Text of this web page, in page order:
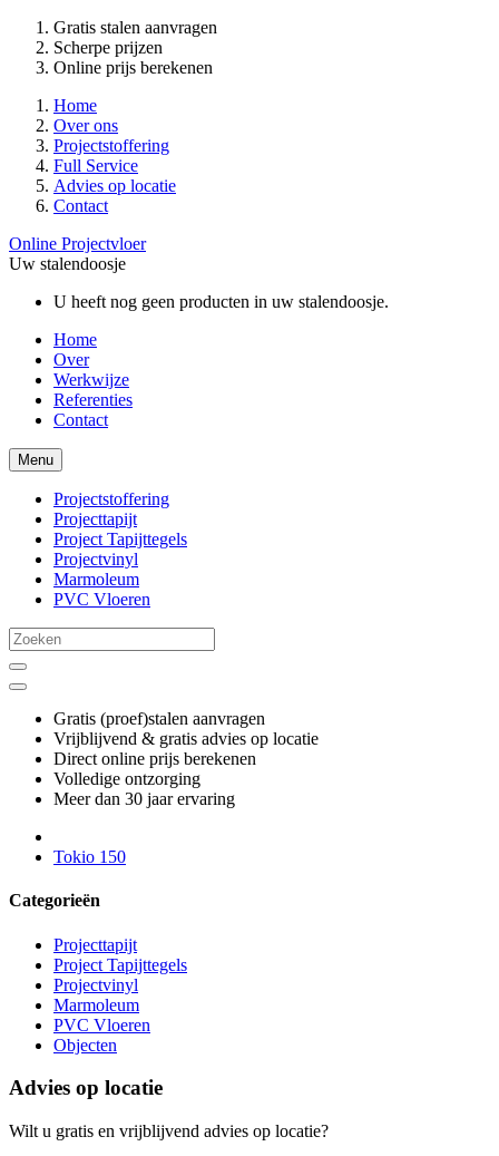
Gratis stalen aanvragen
Scherpe prijzen
Online prijs berekenen
Home
Over ons
Projectstoffering
Full Service
Advies op locatie
Contact
Online Projectvloer
Uw stalendoosje
U heeft nog geen producten in uw stalendoosje.
Home
Over
Werkwijze
Referenties
Contact
Menu
Projectstoffering
Projecttapijt
Project Tapijttegels
Projectvinyl
Marmoleum
PVC Vloeren
Gratis (proef)stalen aanvragen
Vrijblijvend & gratis advies op locatie
Direct online prijs berekenen
Volledige ontzorging
Meer dan 30 jaar ervaring
Tokio 150
Categorieën
Projecttapijt
Project Tapijttegels
Projectvinyl
Marmoleum
PVC Vloeren
Objecten
Advies op locatie
Wilt u gratis en vrijblijvend advies op locatie?